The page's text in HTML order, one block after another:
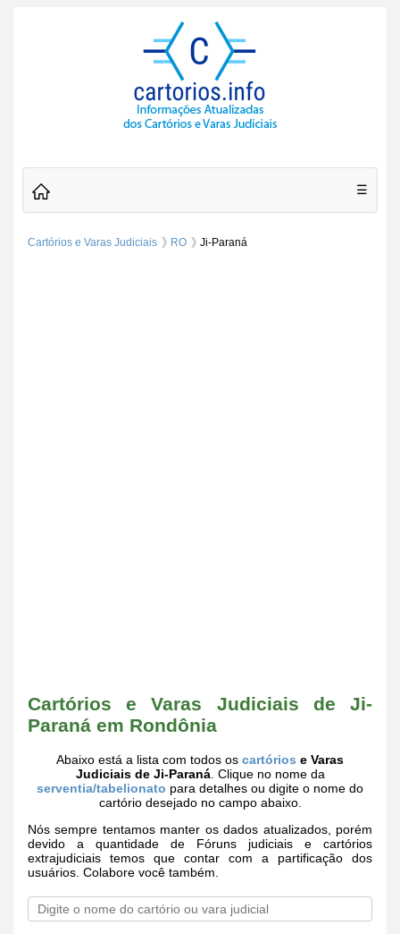
☰
Cartórios e Varas Judiciais RO Ji-Paraná
Cartórios e Varas Judiciais de Ji-
Paraná em Rondônia
Abaixo está a lista com todos os cartórios e Varas
Judiciais de Ji-Paraná. Clique no nome da
serventia/tabelionato para detalhes ou digite o nome do
cartório desejado no campo abaixo.
Nós sempre tentamos manter os dados atualizados, porém
devido a quantidade de Fóruns judiciais e cartórios
extrajudiciais temos que contar com a partificação dos
usuários. Colabore você também.